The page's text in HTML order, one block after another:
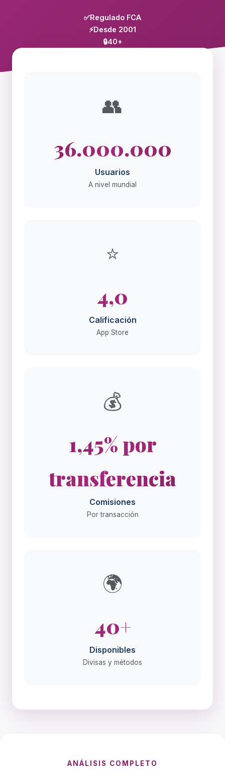
✅Regulado FCA
⚡Desde 2001
🔒40+
👥
36.000.000
Usuarios
A nivel mundial
⭐
4,0
Calificación
App Store
💰
1,45% por
transferencia
Comisiones
Por transacción
🌍
40+
Disponibles
Divisas y métodos
ANÁLISIS COMPLETO